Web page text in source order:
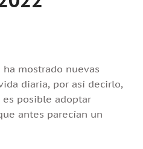
mostrado nuevas
diaria, por así decirlo,
posible adoptar
antes parecían un